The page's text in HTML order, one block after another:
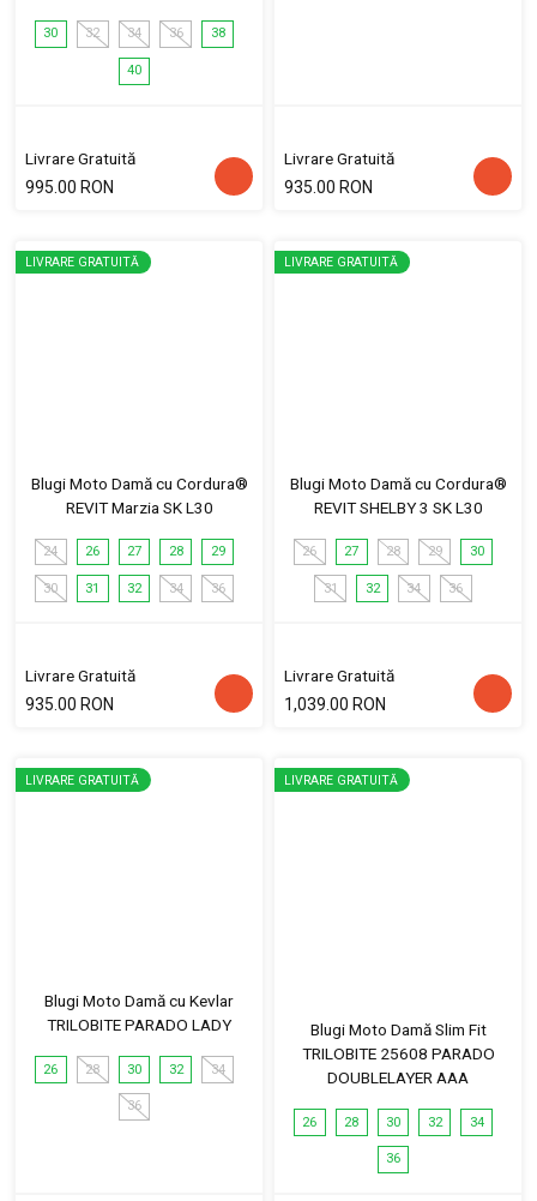
30 32 34 36 38
40
Livrare Gratuită
995.00 RON
Livrare Gratuită
935.00 RON
LIVRARE GRATUITĂ
Blugi Moto Damă cu Cordura®
REVIT Marzia SK L30
24 26 27 28 29
30 31 32 34 36
Livrare Gratuită
935.00 RON
LIVRARE GRATUITĂ
Blugi Moto Damă cu Cordura®
REVIT SHELBY 3 SK L30
26 27 28 29 30
31 32 34 36
Livrare Gratuită
1,039.00 RON
LIVRARE GRATUITĂ
Blugi Moto Damă cu Kevlar
TRILOBITE PARADO LADY
26 28 30 32 34
36
LIVRARE GRATUITĂ
Blugi Moto Damă Slim Fit
TRILOBITE 25608 PARADO
DOUBLELAYER AAA
26 28 30 32 34
36